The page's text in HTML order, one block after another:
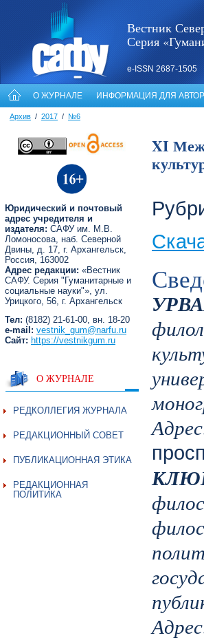
Вестник
Серия
e-ISSN 2687-1505
О ЖУРНАЛЕ ИНФОРМАЦИЯ ДЛЯ
Архив / 2017 / №6
Юридический и почтовый
адрес учредителя и
издателя: САФУ им. М.В.
Ломоносова, наб. Северной
Двины, д. 17, г. Архангельск,
Россия, 163002
Адрес редакции: «Вестник
САФУ. Серия "Гуманитарные и
социальные науки"», ул.
Урицкого, 56, г. Архангельск
Тел: (8182) 21-61-00, вн. 18-20
e-mail: vestnik_gum@narfu.ru
Сайт: https://vestnikgum.ru
О ЖУРНАЛЕ
РЕДКОЛЛЕГИЯ ЖУРНАЛА
РЕДАКЦИОННЫЙ СОВЕТ
ПУБЛИКАЦИОННАЯ ЭТИКА
РЕДАКЦИОННАЯ
ПОЛИТИКА
XI